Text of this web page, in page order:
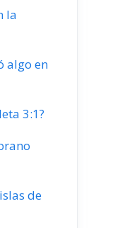
la
algo en
3:1?
de